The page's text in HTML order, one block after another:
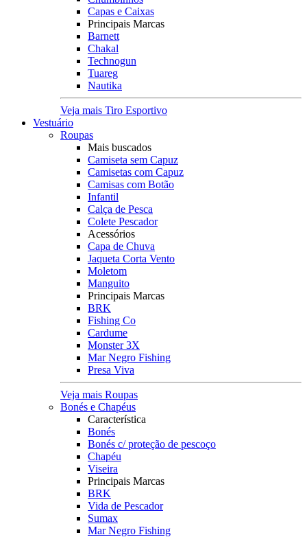
Capas e Caixas
Principais Marcas
Barnett
Chakal
Technogun
Tuareg
Nautika
Veja mais Tiro Esportivo
Vestuário
Roupas
Mais buscados
Camiseta sem Capuz
Camisetas com Capuz
Camisas com Botão
Infantil
Calça de Pesca
Colete Pescador
Acessórios
Capa de Chuva
Jaqueta Corta Vento
Moletom
Manguito
Principais Marcas
BRK
Fishing Co
Cardume
Monster 3X
Mar Negro Fishing
Presa Viva
Veja mais Roupas
Bonés e Chapéus
Característica
Bonés
Bonés c/ proteção de pescoço
Chapéu
Viseira
Principais Marcas
BRK
Vida de Pescador
Sumax
Mar Negro Fishing